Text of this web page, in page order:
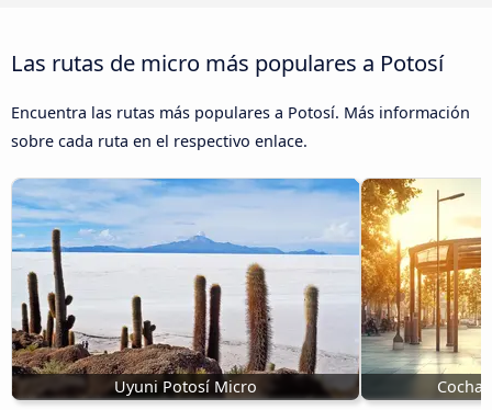
Las rutas de micro más populares a Potosí
Encuentra las rutas más populares a Potosí. Más información
sobre cada ruta en el respectivo enlace.
Uyuni Potosí Micro